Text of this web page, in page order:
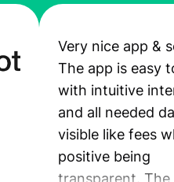
Very nice app &
The app is easy
with intuitive
and all needed
visible like fees
positive being
transparent. The